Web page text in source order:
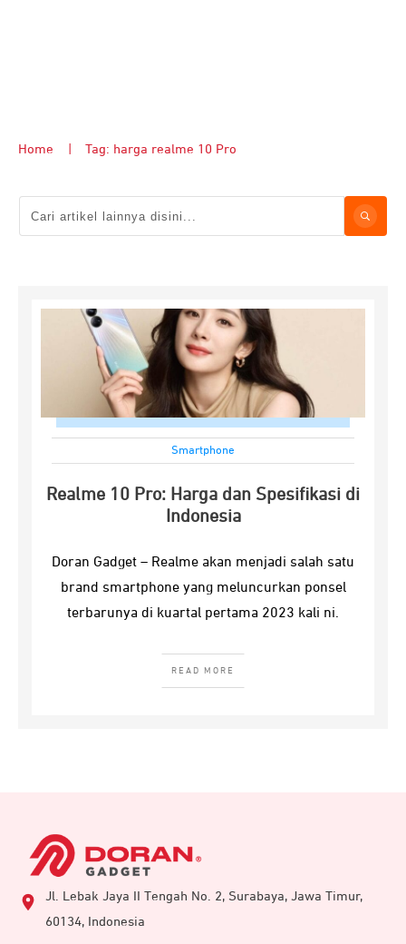
Home Tag: harga realme 10 Pro
Smartphone
Realme 10 Pro: Harga dan Spesifikasi di
Indonesia
Doran Gadget – Realme akan menjadi salah satu
brand smartphone yang meluncurkan ponsel
terbarunya di kuartal pertama 2023 kali ni.
READ MORE
Jl. Lebak Jaya II Tengah No. 2, Surabaya, Jawa Timur,
60134, Indonesia